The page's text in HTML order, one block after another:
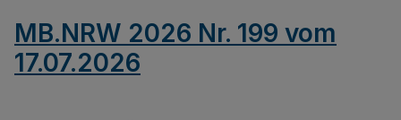
MB.NRW 2026 Nr. 199 vom
17.07.2026